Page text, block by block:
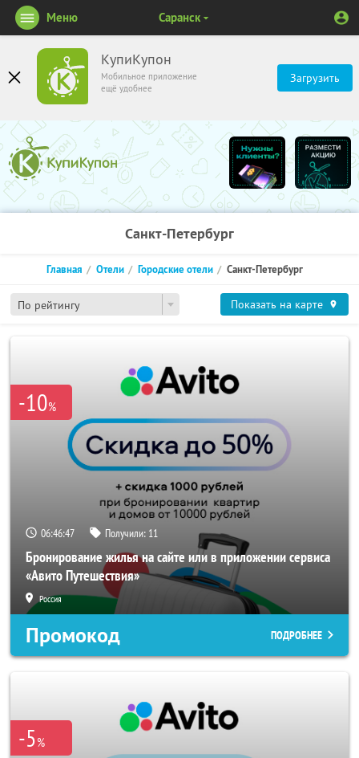
КупиКупон
Мобильное приложение
ещё удобнее
Загрузить
Меню Саранск
Санкт-Петербург
По рейтингу
Главная Отели Городские отели Санкт-Петербург
Показать на карте
-10%
06:46:46 Получили: 11
Бронирование жилья на сайте или в приложении сервиса
«Авито Путешествия»
Россия
Промокод ПОДРОБНЕЕ
-5%